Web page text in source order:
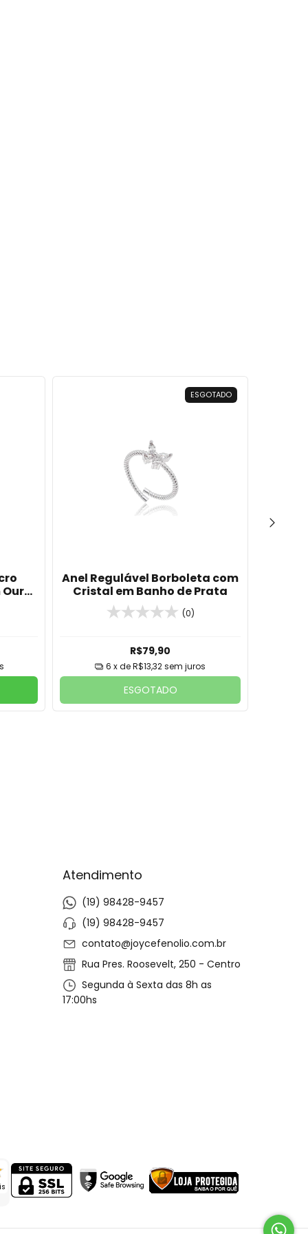
ESGOTADO
Anel Regulável Borboleta com
Cristal em Banho de Prata
(0)
R$79,90
6 x deR$13,32sem juros
ESGOTADO
Atendimento
(19) 98428-9457
(19) 98428-9457
contato@joycefenolio.com.br
Rua Pres. Roosevelt, 250 - Centro
Segunda à Sexta das 8h as
17:00hs